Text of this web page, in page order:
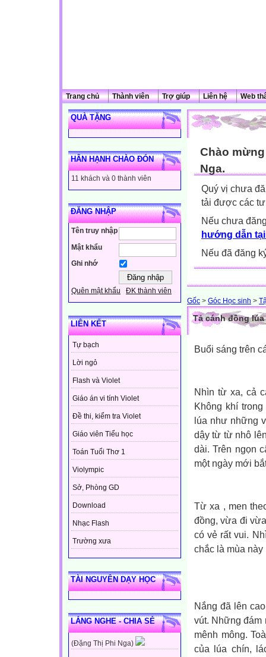
Trang chủ Thành viên Trợ giúp Liên hệ Web
QUÀ TẶNG
HÂN HẠNH CHÀO ĐÓN
11 khách và 0 thành viên
ĐĂNG NHẬP
Tên truy nhập
Mật khẩu
Ghi nhớ
Quên mật khẩu ĐK thành viên
LIÊN KẾT
Tự bạch
Lời ngỏ
Flash và Violet
Giáo án vi tính Violet
Đề thi, kiểm tra Violet
Giáo viên Tiểu học
Toán Tuổi Thơ 1
Violympic
Sở, Phòng GD
Download
Nhạc Flash
Trường xưa
TÀI NGUYÊN DẠY HỌC
LẮNG NGHE - CHIA SẺ
(Đặng Thị Phi Nga)
Chào
Nga.
Quý vị chưa
tải được các
Nếu chưa
hướng dẫn
Nếu đã đăng
Gốc > Góc Học sinh >
Tả cánh đồng
Buổi sáng trên
Nhìn từ xa, cả
Không khí
lúa như những
dậy từ từ nhô
dài. Trên ngọn
một ngày mới
Từ xa , men
đồng, vừa đi
có vẻ rất vui.
chắc là mùa
Nắng đã lên
vút. Những đám
mênh mông.
của lúa chín,